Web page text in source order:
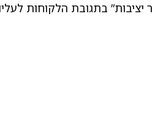
בתגובת הלקוחות